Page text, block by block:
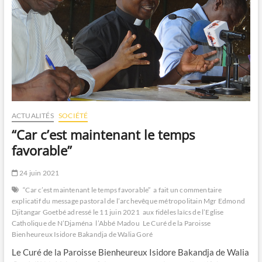
ACTUALITÉS SOCIÉTÉ
“Car c’est maintenant le temps
favorable”
24 juin 2021
“Car c’est maintenant le temps favorable” a fait un commentaire
explicatif du message pastoral de l’archevêque métropolitain Mgr Edmond
Djitangar Goetbé adressé le 11 juin 2021 aux fidèles laïcs de l’Eglise
Catholique de N’Djaména l’Abbé Madou Le Curé de la Paroisse
Bienheureux Isidore Bakandja de Walia Goré
Le Curé de la Paroisse Bienheureux Isidore Bakandja de Walia